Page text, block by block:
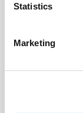
Statistics
Marketing